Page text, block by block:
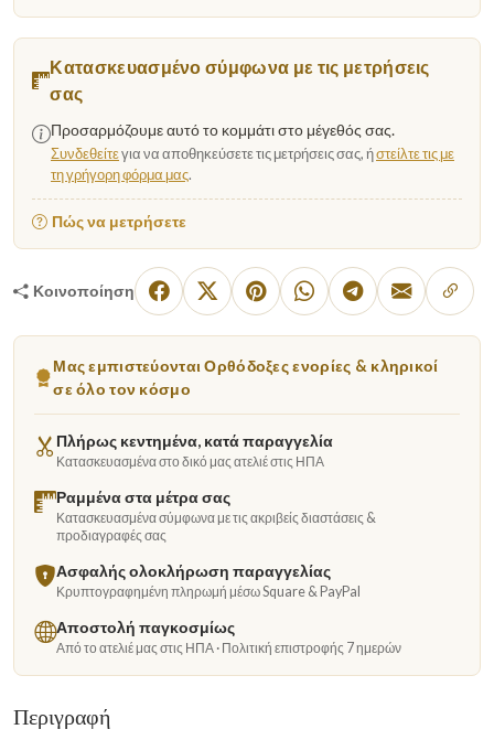
Κατασκευασμένο σύμφωνα με τις μετρήσεις
σας
Προσαρμόζουμε αυτό το κομμάτι στο μέγεθός σας.
Συνδεθείτεγια να αποθηκεύσετε τις μετρήσεις σας, ήστείλτε τις με
τη γρήγορη φόρμα μας.
Πώς να μετρήσετε
Κοινοποίηση
Μας εμπιστεύονται Ορθόδοξες ενορίες & κληρικοί
σε όλο τον κόσμο
Πλήρως κεντημένα, κατά παραγγελία
Κατασκευασμένα στο δικό μας ατελιέ στις ΗΠΑ
Ραμμένα στα μέτρα σας
Κατασκευασμένα σύμφωνα με τις ακριβείς διαστάσεις &
προδιαγραφές σας
Ασφαλής ολοκλήρωση παραγγελίας
Κρυπτογραφημένη πληρωμή μέσω Square & PayPal
Αποστολή παγκοσμίως
Από το ατελιέ μας στις ΗΠΑ · Πολιτική επιστροφής 7 ημερών
Περιγραφή